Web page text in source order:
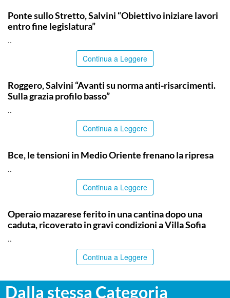
Ponte sullo Stretto, Salvini “Obiettivo iniziare lavori
entro fine legislatura”
..
Continua a Leggere
Roggero, Salvini “Avanti su norma anti-risarcimenti.
Sulla grazia profilo basso”
..
Continua a Leggere
Bce, le tensioni in Medio Oriente frenano la ripresa
..
Continua a Leggere
Operaio mazarese ferito in una cantina dopo una
caduta, ricoverato in gravi condizioni a Villa Sofia
..
Continua a Leggere
Dalla stessa Categoria